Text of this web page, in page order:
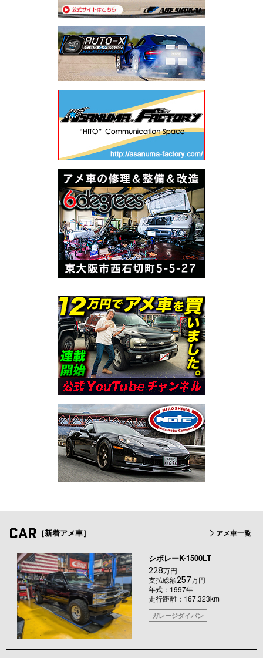
CAR ［新着アメ車］ アメ車一覧
シボレーK-1500LT
228万円
支払総額257万円
年式：1997年
走行距離：167,323km
ガレージダイバン